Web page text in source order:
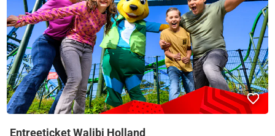
Entreeticket Walibi Holland